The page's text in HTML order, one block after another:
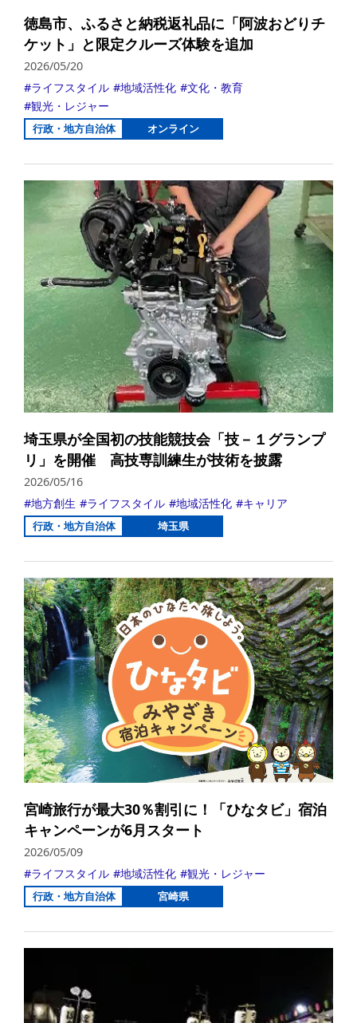
徳島市、ふるさと納税返礼品に「阿波おどりチ
ケット」と限定クルーズ体験を追加
2026/05/20
ライフスタイル
地域活性化
文化・教育
観光・レジャー
行政・地方自治体 オンライン
埼玉県が全国初の技能競技会「技－１グランプ
リ」を開催 高技専訓練生が技術を披露
2026/05/16
地方創生
ライフスタイル 地域活性化 キャリア
行政・地方自治体 埼玉県
宮崎旅行が最大30％割引に！「ひなタビ」宿泊
キャンペーンが6月スタート
2026/05/09
ライフスタイル
地域活性化 観光・レジャー
行政・地方自治体 宮崎県